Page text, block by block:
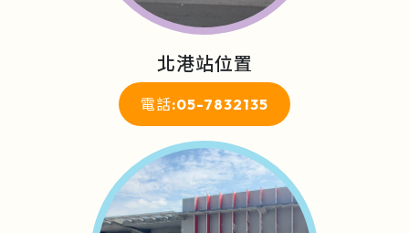
北港站位置
電話:05-7832135